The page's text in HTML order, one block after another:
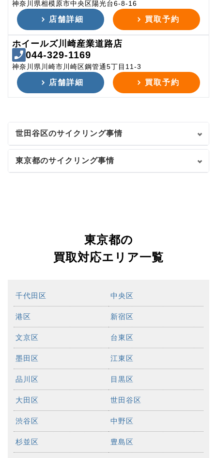
神奈川県相模原市中央区陽光台6-8-16
店舗詳細 買取予約
ホイールズ川崎産業道路店
044-329-1169
神奈川県川崎市川崎区鋼管通5丁目11-3
店舗詳細 買取予約
世田谷区のサイクリング事情
東京都のサイクリング事情
東京都の
買取対応エリア一覧
千代田区 中央区
港区 新宿区
文京区 台東区
墨田区 江東区
品川区 目黒区
大田区 世田谷区
渋谷区 中野区
杉並区 豊島区